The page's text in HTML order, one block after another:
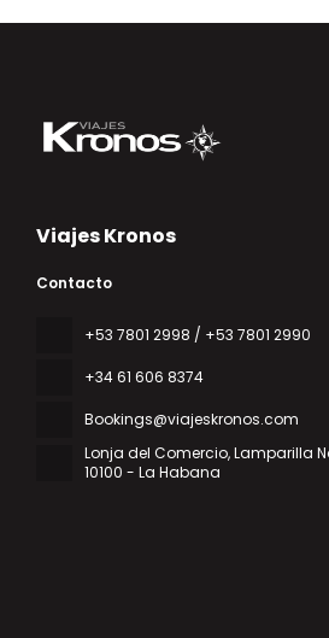
Viajes Kronos
Contacto
‎+53 7801 2998 / +53 7801 2990
+34 61 606 8374
Bookings@viajeskronos.com
Lonja del Comercio, Lamparilla
10100 - La Habana